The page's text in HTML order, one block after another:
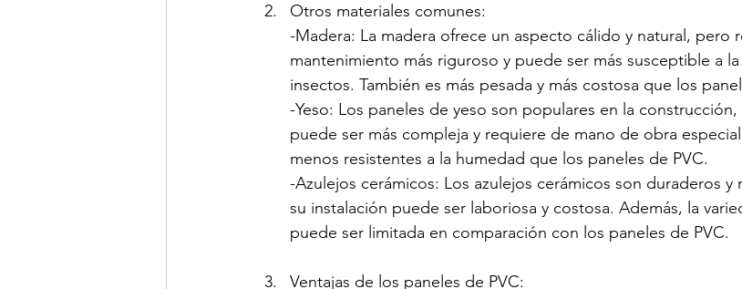
Otros materiales comunes:
-Madera: La madera ofrece un aspecto cálido y natural, pero
mantenimiento más riguroso y puede ser más susceptible a
insectos. También es más pesada y más costosa que los
-Yeso: Los paneles de yeso son populares en la
puede ser más compleja y requiere de mano de obra
menos resistentes a la humedad que los paneles de PVC.
-Azulejos cerámicos: Los azulejos cerámicos son duraderos y
su instalación puede ser laboriosa y costosa. Además, la
puede ser limitada en comparación con los paneles de PVC.
Ventajas de los paneles de PVC: